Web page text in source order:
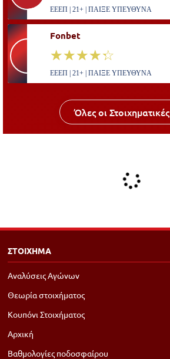
ΕΕΕΠ | 21+ | ΠΑΙΞΕ ΥΠΕΥΘΥΝΑ
Fonbet
☆☆☆☆☆
★★★★★
ΕΕΕΠ | 21+ | ΠΑΙΞΕ ΥΠΕΥΘΥΝΑ
Όλες οι Στοιχηματικές
ΣΤΟΙΧΗΜΑ
Αναλύσεις Αγώνων
Θεωρία στοιχήματος
Κουπόνι Στοιχήματος
Αρχική
Βαθμολογίες ποδοσφαίρου